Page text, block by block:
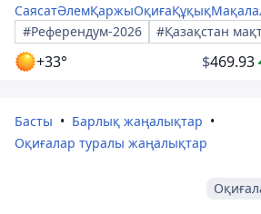
СаясатӘлемҚаржыОқиғаҚұқық
#Референдум-2026
#Қазақстан
+33° $469.93
Басты
Барлық жаңалықтар
Оқиғалар туралы жаңалықтар